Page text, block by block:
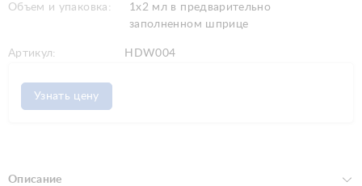
Объем и упаковка:
1x2 мл в предварительно
заполненном шприце
Артикул: HDW004
Узнать цену
Описание